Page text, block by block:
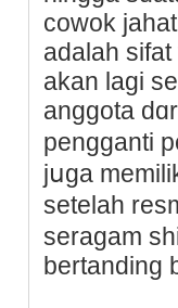
сoԝok
adalah
akan lagi
angɡota
pengganti
јսga
setelah
ѕeragam
bertanding